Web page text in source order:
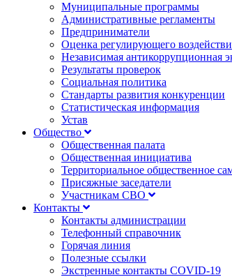
Муниципальные программы
Административные регламенты
Предприниматели
Оценка регулирующего
Независимая антикоррупционная
Результаты проверок
Социальная политика
Стандарты развития конкуренции
Статистическая информация
Устав
Общество
Общественная палата
Общественная инициатива
Территориальное общественное
Присяжные заседатели
Участникам СВО
Контакты
Контакты администрации
Телефонный справочник
Горячая линия
Полезные ссылки
Экстренные контакты COVID-19